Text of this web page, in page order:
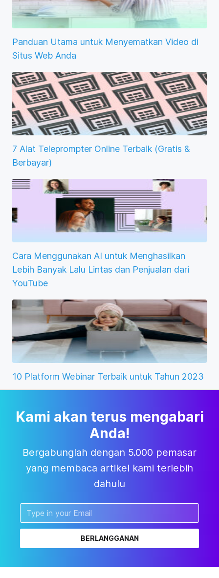
Panduan Utama untuk Menyematkan Video di
Situs Web Anda
7 Alat Teleprompter Online Terbaik (Gratis &
Berbayar)
Cara Menggunakan AI untuk Menghasilkan
Lebih Banyak Lalu Lintas dan Penjualan dari
YouTube
10 Platform Webinar Terbaik untuk Tahun 2023
Kami akan terus mengabari
Anda!
Bergabunglah dengan 5.000 pemasar
yang membaca artikel kami terlebih
dahulu
BERLANGGANAN